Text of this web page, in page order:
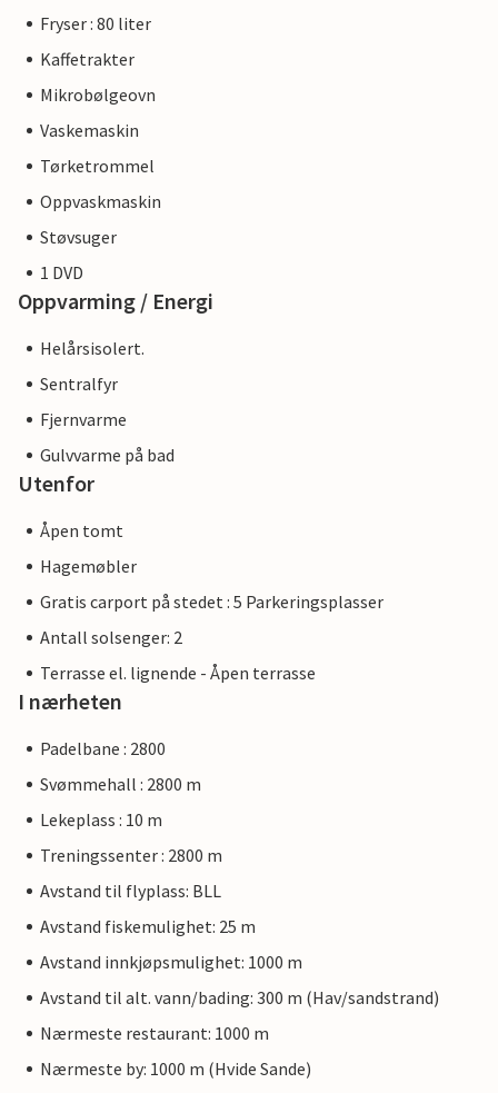
Fryser : 80 liter
Kaffetrakter
Mikrobølgeovn
Vaskemaskin
Tørketrommel
Oppvaskmaskin
Støvsuger
1 DVD
Oppvarming / Energi
Helårsisolert.
Sentralfyr
Fjernvarme
Gulvvarme på bad
Utenfor
Åpen tomt
Hagemøbler
Gratis carport på stedet : 5 Parkeringsplasser
Antall solsenger: 2
Terrasse el. lignende - Åpen terrasse
I nærheten
Padelbane : 2800
Svømmehall : 2800 m
Lekeplass : 10 m
Treningssenter : 2800 m
Avstand til flyplass: BLL
Avstand fiskemulighet: 25 m
Avstand innkjøpsmulighet: 1000 m
Avstand til alt. vann/bading: 300 m (Hav/sandstrand)
Nærmeste restaurant: 1000 m
Nærmeste by: 1000 m (Hvide Sande)